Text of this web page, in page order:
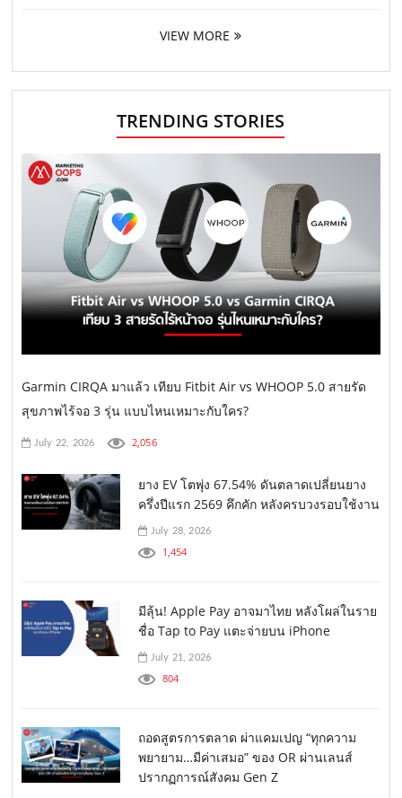
VIEW MORE
TRENDING STORIES
Garmin CIRQA มาแล้ว เทียบ Fitbit Air vs WHOOP 5.0 สายรัด
สุขภาพไร้จอ 3 รุ่น แบบไหนเหมาะกับใคร?
July 22, 2026 2,056
ยาง EV โตพุ่ง 67.54% ดันตลาดเปลี่ยนยาง
ครึ่งปีแรก 2569 คึกคัก หลังครบวงรอบใช้งาน
July 28, 2026
1,454
มีลุ้น! Apple Pay อาจมาไทย หลังโผล่ในราย
ชื่อ Tap to Pay แตะจ่ายบน iPhone
July 21, 2026
804
ถอดสูตรการตลาด ผ่าแคมเปญ “ทุกความ
พยายาม…มีค่าเสมอ” ของ OR ผ่านเลนส์
ปรากฏการณ์สังคม Gen Z